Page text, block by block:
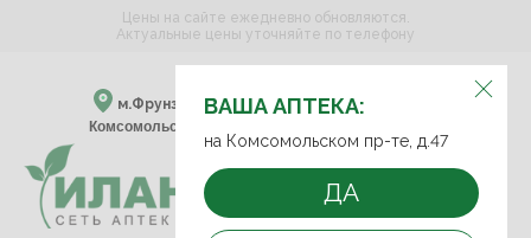
ВЫБЕРИТЕ АПТЕКУ:
м.Фрунзенская м.Спортивная
Комсомольский пр-т, д. 47
ВАША АПТЕКА:
на Комсомольском пр-те, д.47
ДА
Цены на сайте ежедневно обновляются.
Актуальные цены уточняйте по телефону